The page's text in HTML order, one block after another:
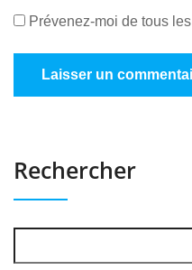
Prévenez-moi de tous
Rechercher